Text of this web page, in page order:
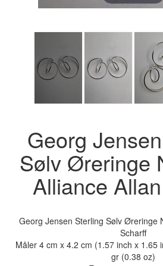
Georg
Sølv Øreringe
Alliance
Georg Jensen Sterling Sølv Øreringe
Scharff
Måler 4 cm x 4.2 cm (1.57 inch x 1.65
gr (0.38 oz)